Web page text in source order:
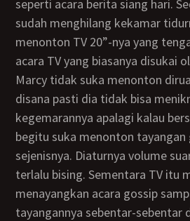
seperti acara berita siang hari.
sudah menghilang kekamar
menonton TV 20”-nya yang
acara TV yang biasanya disukai
Marcy tidak suka menonton diruang TV keluarga,
disana pasti dia tidak bisa
kegemarannya apalagi kalau
begitu suka menonton tayangan
sejenisnya. Diaturnya volume
terlalu bising. Sementara TV itu
menayangkan acara gossip
tayangannya sebentar-sebentar